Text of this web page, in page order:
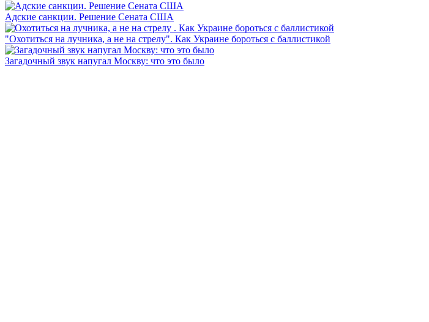
Адские санкции. Решение Сената США
"Охотиться на лучника, а не на стрелу". Как Украине бороться с баллистикой
Загадочный звук напугал Москву: что это было